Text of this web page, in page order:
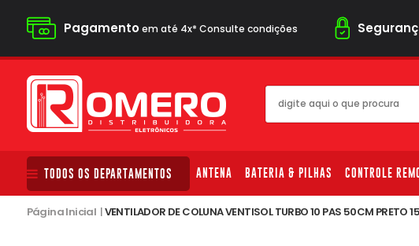
Pagamentoem até 4x* Consulte condições
TODOS OS DEPARTAMENTOS ANTENA BATERIA & PILHAS CONTROLE
Página Inicial |VENTILADOR DE COLUNA VENTISOL TURBO 10 PAS 50CM PRETO